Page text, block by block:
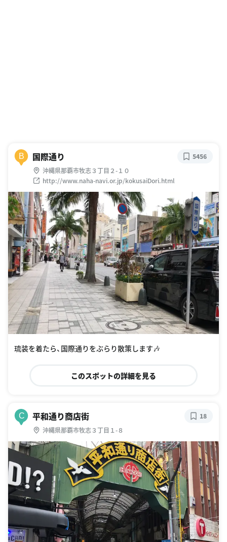
B 国際通り
沖縄県那覇市牧志３丁目２-１０
http://www.naha-navi.or.jp/kokusaiDori.html
5456
琉装を着たら、国際通りをぶらり散策します🎶
このスポットの詳細を見る
C 平和通り商店街
沖縄県那覇市牧志３丁目１-８
18